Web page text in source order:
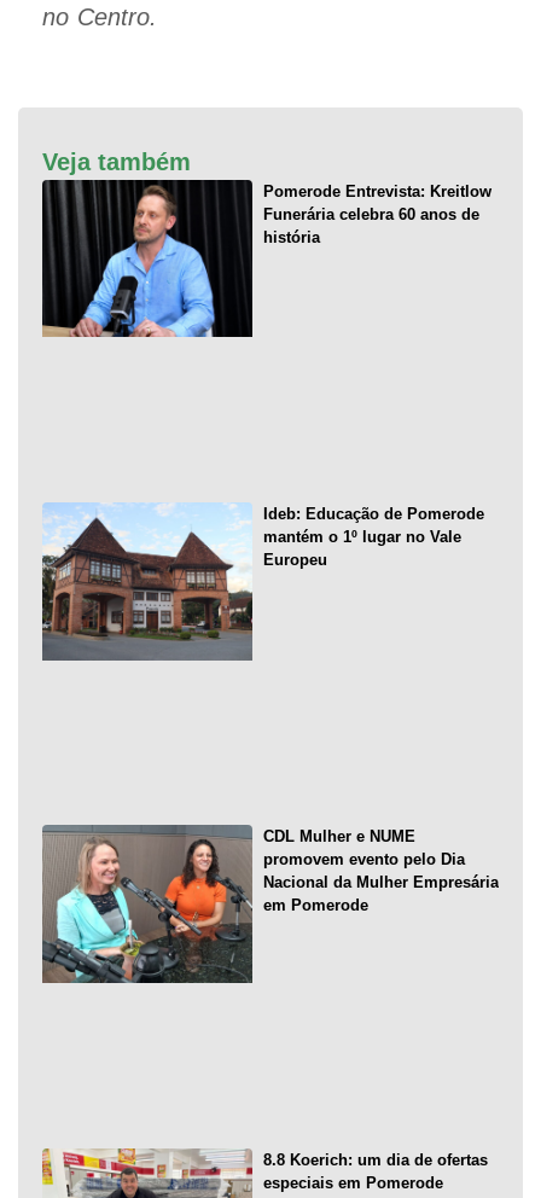
no Centro.
Veja também
Pomerode Entrevista: Kreitlow
Funerária celebra 60 anos de
história
Ideb: Educação de Pomerode
mantém o 1º lugar no Vale
Europeu
CDL Mulher e NUME
promovem evento pelo Dia
Nacional da Mulher Empresária
em Pomerode
8.8 Koerich: um dia de ofertas
especiais em Pomerode